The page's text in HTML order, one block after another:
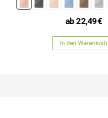
ab 22,49€
In den Warenkorb